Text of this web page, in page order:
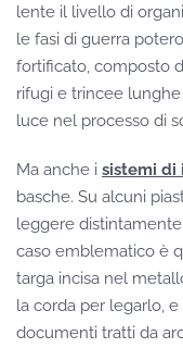
lente il livello di
le fasi di guerra
fortificato, composto
rifugi e trincee
luce nel processo di
Ma anche i sistemi di
basche. Su alcuni
leggere
caso emblematico è
targa incisa nel
la corda per legarlo,
documenti tratti da